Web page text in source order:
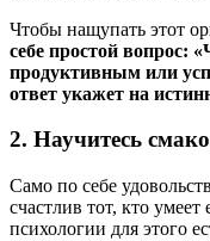
Чтобы нащупать этот
себе простой вопрос:
продуктивным или
ответ укажет на
2. Научитесь
Само по себе
счастлив тот, кто умеет
психологии для этого